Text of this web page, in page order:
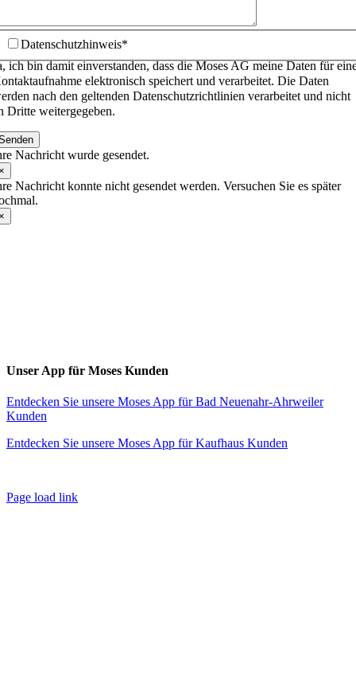
Datenschutzhinweis*
ich bin damit einverstanden, dass die Moses AG meine Daten für
elektronisch speichert und verarbeitet. Die Daten
nach den geltenden Datenschutzrichtlinien verarbeitet und nicht
Dritte weitergegeben.
Nachricht wurde gesendet.
Nachricht konnte nicht gesendet werden. Versuchen Sie es später
Unser App für Moses Kunden
Entdecken Sie unsere Moses App für Bad Neuenahr-Ahrweiler
Kunden
Entdecken Sie unsere Moses App für Kaufhaus Kunden
Page load link